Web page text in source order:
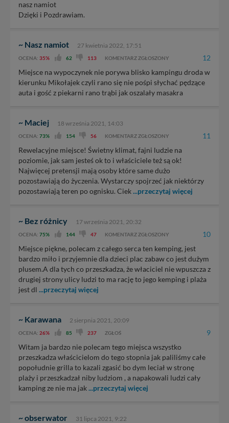
nasz namiot
Dzięki i Pozdrawiam.
~ Nasz namiot 27 kwietnia 2022, 17:51
OCENA: 35% 62 113 KOMENTARZ ZGŁOSZONY 12
Miejsce na wypoczynek nie porywa blisko kampingu droda w
kierunku Mikołajek czyli rano się nie pośpi słychać pędzące
auta i gość z piekarni rano trąbi jak oszalały masakra
~ Maciej 18 września 2021, 14:03
OCENA: 73% 154 56 KOMENTARZ ZGŁOSZONY 11
Rewelacyjne miejsce! Świetny klimat, fajni ludzie na
poziomie, jak sam jesteś ok to i właściciele też są ok!
Najwięcej pretensji mają osoby które same dużo
pozostawiają do życzenia. Wystarczy spojrzeć jak niektórzy
pozostawiają teren po ognisku. Ciek...przeczytaj więcej
~ Bez różnicy 17 września 2021, 20:32
OCENA: 75% 144 47 KOMENTARZ ZGŁOSZONY 10
Miejsce piękne, polecam z całego serca ten kemping, jest
bardzo miło i przyjemnie dla dzieci plac zabaw co jest dużym
plusem.A dla tych co przeszkadza, że właciciel nie wpuszcza z
drugiej strony ulicy ludzi to ma rację to jego kemping i plaża
jest dl ...przeczytaj więcej
~ Karawana 2 sierpnia 2021, 20:09
OCENA: 26% 85 237 ZGŁOŚ 9
Witam ja bardzo nie polecam tego miejsca wszystko
przeszkadza właścicielom do tego stopnia jak paliliśmy całe
popołudnie grilla to kazali zgasić bo dym leciał w stronę
plaży i przeszkadzał niby ludziom , a napakowali ludzi cały
kamping ze nie ma jak...przeczytaj więcej
~ obserwator 31 lipca 2021, 9:22
nas bezpieczne, jeśli masz wątpliwości co do naszych
intencji, zawsze możesz wycofać swoją zgodę. Więcej
Klikając znak X lub przycisk PRZEJDŹ DO SERWISU
Nasz serwis nie wykorzystuje oraz nie udostępnia
Twoich danych innym podmiotom oraz osobom
trzecim. Wyjątkiem jest sytuacja, gdy przekazanie
w przypadku rezerwacji usług typu: nocleg, czartery,
itp). Więcej informacji o zasadach i funkcjonalności
Administratorem Twoich danych jest: Agencja
Reklamowa Kreacja Monika Borkowska, z siedzibą ul.
Wiejska 17, 11-500 Giżycko. Możesz z nami
skontaktować się za pośrednictwem tejstrony .
danych, zażądać ich poprawienia lub usunięcia,
zabronić ich przetwarzania. Pamiętaj jednak, że nie
praw w odniesieniu do informacji zawartych w plikach
cookies. Twoja przeglądarka umożliwia Ci skasowanie
tych plików - w pewnych przypadkach nie możemy tego
zrobić za Ciebie.